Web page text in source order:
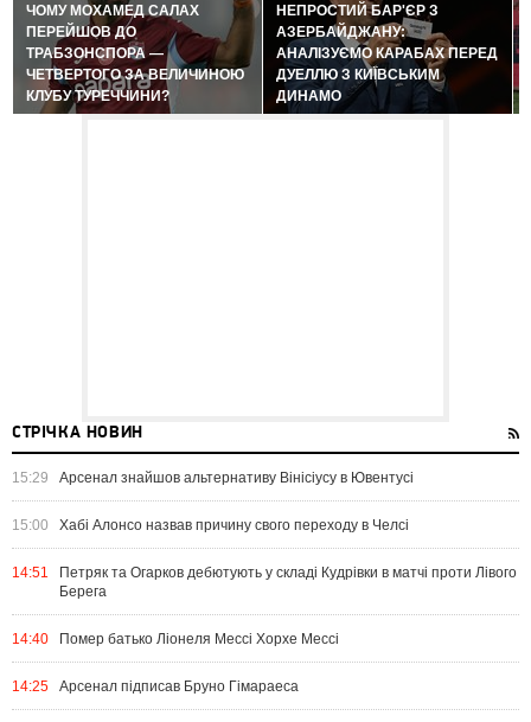
ЧОМУ МОХАМЕД САЛАХ
ПЕРЕЙШОВ ДО
ТРАБЗОНСПОРА —
ЧЕТВЕРТОГО ЗА ВЕЛИЧИНОЮ
КЛУБУ ТУРЕЧЧИНИ?
НЕПРОСТИЙ БАР'ЄР З
АЗЕРБАЙДЖАНУ:
АНАЛІЗУЄМО КАРАБАХ ПЕРЕД
ДУЕЛЛЮ З КИЇВСЬКИМ
ДИНАМО
СТРІЧКА НОВИН
15:29 Арсенал знайшов альтернативу Вінісіусу в Ювентусі
15:00 Хабі Алонсо назвав причину свого переходу в Челсі
14:51
Петряк та Огарков дебютують у складі Кудрівки в матчі проти Лівого
Берега
14:40 Помер батько Ліонеля Мессі Хорхе Мессі
14:25 Арсенал підписав Бруно Гімараеса